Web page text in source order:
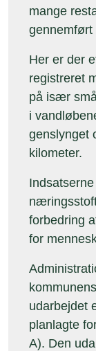
mange
gennemført
Her er der
registreret
på især
i
genslynget
kilometer.
forbedring
for
udarbejdet
planlagte
A). Den